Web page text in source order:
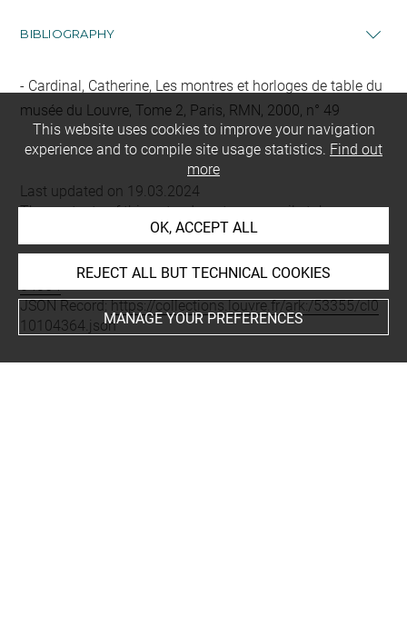
BIBLIOGRAPHY
Cardinal, Catherine, Les montres et horloges de table du
musée du Louvre, Tome 2, Paris, RMN, 2000, n° 49
Last updated on 19.03.2024
The contents of this entry do not necessarily take
account of the latest data.
Permalink:https://collections.louvre.fr/ark:/53355/cl0101
JSON Record:https://collections.louvre.fr/ark:/53355/cl0
10104364.json
This website uses cookies to improve your navigation
experience and to compile site usage statistics. Find out
more
OK, ACCEPT ALL
REJECT ALL BUT TECHNICAL COOKIES
MANAGE YOUR PREFERENCES